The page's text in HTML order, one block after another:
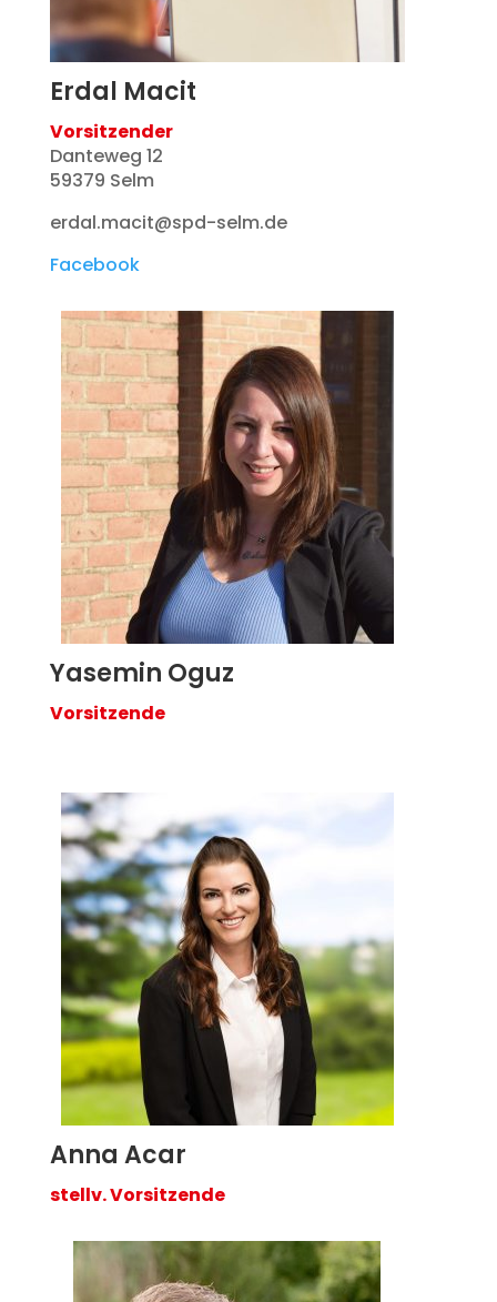
Erdal Macit
Vorsitzender
Danteweg 12
59379 Selm
erdal.macit@spd-selm.de
Facebook
Yasemin Oguz
Vorsitzende
Anna Acar
stellv. Vorsitzende